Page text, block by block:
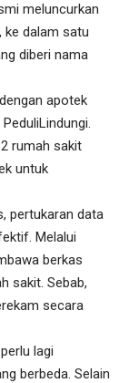
meluncurkan
ke dalam satu
diberi nama
apotek
rumah sakit
untuk
pertukaran data
Melalui
berkas
sakit. Sebab,
secara
lagi
berbeda. Selain